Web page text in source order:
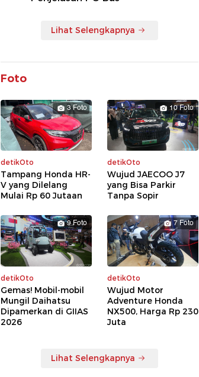
Lihat Selengkapnya
Foto
3 Foto
detikOto
Tampang Honda HR-
V yang Dilelang
Mulai Rp 60 Jutaan
10 Foto
detikOto
Wujud JAECOO J7
yang Bisa Parkir
Tanpa Sopir
9 Foto
detikOto
Gemas! Mobil-mobil
Mungil Daihatsu
Dipamerkan di GIIAS
2026
7 Foto
detikOto
Wujud Motor
Adventure Honda
NX500, Harga Rp 230
Juta
Lihat Selengkapnya